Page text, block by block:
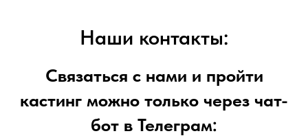
Наши контакты:
Связаться с нами и пройти
кастинг можно только через чат-
бот в Телеграм: